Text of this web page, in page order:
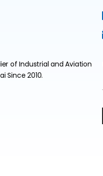
of Industrial and Aviation
Since 2010.